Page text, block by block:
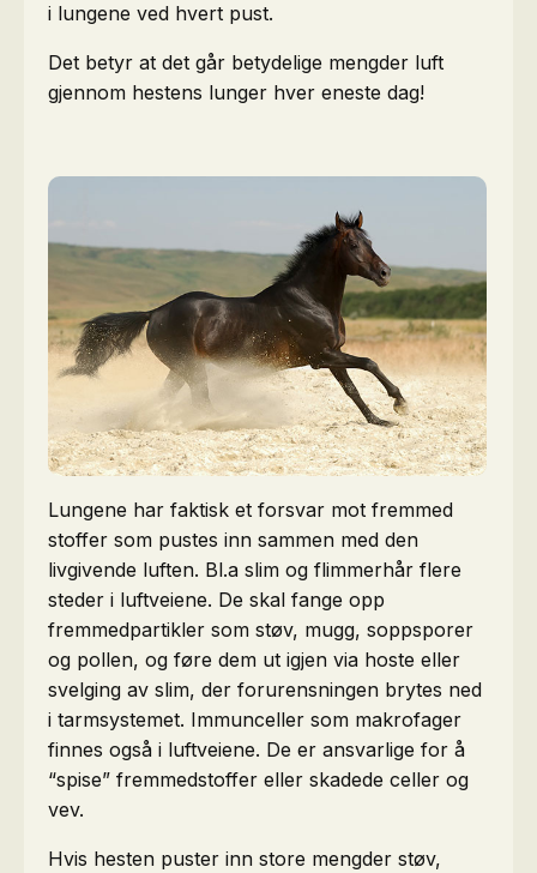
i lungene ved hvert pust.
Det betyr at det går betydelige mengder luft
gjennom hestens lunger hver eneste dag!
Lungene har faktisk et forsvar mot fremmed
stoffer som pustes inn sammen med den
livgivende luften. Bl.a slim og flimmerhår flere
steder i luftveiene. De skal fange opp
fremmedpartikler som støv, mugg, soppsporer
og pollen, og føre dem ut igjen via hoste eller
svelging av slim, der forurensningen brytes ned
i tarmsystemet. Immunceller som makrofager
finnes også i luftveiene. De er ansvarlige for å
“spise” fremmedstoffer eller skadede celler og
vev.
Hvis hesten puster inn store mengder støv,